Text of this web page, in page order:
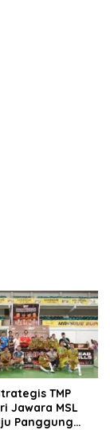
TMP
Jawara MSL
Panggung